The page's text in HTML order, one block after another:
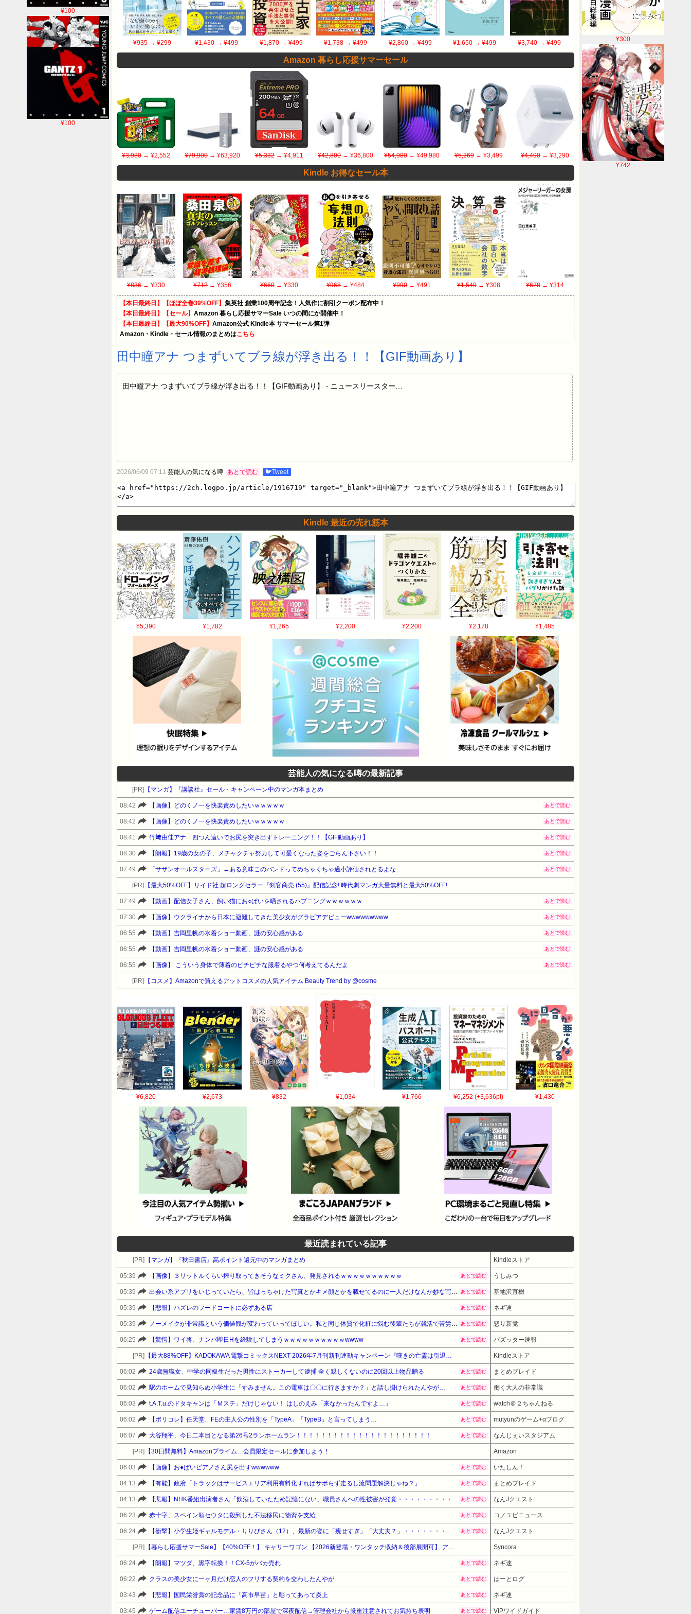
¥300
¥742
¥100
¥100
¥935→ ¥299 ¥1,430 → ¥499 ¥1,870→ ¥499 ¥1,738 → ¥499 ¥2,860→ ¥499 ¥1,650 → ¥499 ¥3,740→ ¥499
Amazon 暮らし応援サマーセール
¥3,980 → ¥2,552 ¥79,900→ ¥63,920 ¥5,332→ ¥4,911 ¥42,800→ ¥36,800 ¥54,980→ ¥49,980 ¥5,269→ ¥3,499 ¥4,490→ ¥3,290
Kindle お得なセール本
¥836 → ¥330 ¥712→ ¥356 ¥660→ ¥330 ¥968→ ¥484 ¥990→ ¥491 ¥1,540→ ¥308 ¥628→ ¥314
【本日最終日】【ほぼ全巻39%OFF】 集英社 創業100周年記念！人気作に割引クーポン配布中！
【本日最終日】【セール】 Amazon 暮らし応援サマーSale いつの間にか開催中！
【本日最終日】【最大90%OFF】 Amazon公式 Kindle本 サマーセール第1弾
Amazon・Kindle・セール情報のまとめはこちら
田中瞳アナ つまずいてブラ線が浮き出る！！【GIF動画あり】
田中瞳アナ つまずいてブラ線が浮き出る！！【GIF動画あり】 - ニュースリースター…
2026/06/09 07:11 芸能人の気になる噂 あとで読む 🐦Tweet
Kindle 最近の売れ筋本
¥5,390 ¥1,782 ¥1,265 ¥2,200 ¥2,200 ¥2,178 ¥1,485
芸能人の気になる噂の最新記事
[PR] 【マンガ】『講談社』セール・キャンペーン中のマンガ本まとめ
08:42 【画像】どのくノ一を快楽責めしたいｗｗｗｗｗ あとで読む
08:42 【画像】どのくノ一を快楽責めしたいｗｗｗｗｗ あとで読む
08:41 竹﨑由佳アナ 四つん這いでお尻を突き出すトレーニング！！【GIF動画あり】 あとで読む
08:30 【朗報】19歳の女の子、メチャクチャ努力して可愛くなった姿をごらん下さい！！ あとで読む
07:49 「サザンオールスターズ」←ある意味このバンドってめちゃくちゃ過小評価されとるよな あとで読む
[PR] 【最大50%OFF】リイド社 超ロングセラー『剣客商売 (55)』配信記念! 時代劇マンガ大量無料と最大50%OFF!
07:49 【動画】配信女子さん、飼い猫にお○ぱいを晒されるハプニングｗｗｗｗｗｗ あとで読む
07:30 【画像】ウクライナから日本に避難してきた美少女がグラビアデビューwwwwwwwww あとで読む
06:55 【動画】吉岡里帆の水着ショー動画、謎の安心感がある あとで読む
06:55 【動画】吉岡里帆の水着ショー動画、謎の安心感がある あとで読む
06:55 【画像】 こういう身体で薄着のピチピチな服着るやつ何考えてるんだよ あとで読む
[PR] 【コスメ】Amazonで買えるアットコスメの人気アイテム Beauty Trend by @cosme
¥6,820 ¥2,673 ¥832 ¥1,034 ¥1,766 ¥6,252 (+3,636pt) ¥1,430
最近読まれている記事
[PR] 【マンガ】『秋田書店』高ポイント還元中のマンガまとめ Kindleストア
05:39 【画像】３リットルくらい搾り取ってきそうなミクさん、発見されるｗｗｗｗｗｗｗｗｗｗ あとで読む うしみつ
05:39 あとで読む 基地沢直樹
05:39 【悲報】ハズレのフードコートに必ずある店 あとで読む ネギ速
05:39 あとで読む 怒り新党
06:25 【驚愕】ワイ将、ナンパ即日Hを経験してしまうｗｗｗｗｗｗｗｗｗｗwwww あとで読む バズッター速報
[PR] Kindleストア
06:02 24歳無職女、中学の同級生だった男性にストーカーして逮捕 全く親しくないのに20回以上物品贈る あとで読む まとめブレイド
06:02 駅のホームで見知らぬ小学生に「すみません。この電車は〇〇に行きますか？」と話し掛けられたんやが… あとで読む 働く大人の非常識
06:03 t.A.T.u.のドタキャンは「Ｍステ」だけじゃない！ はしのえみ「来なかったんですよ…」 あとで読む watch＠２ちゃんねる
06:02 【ポリコレ】任天堂、FEの主人公の性別を「TypeA」「TypeB」と言ってしまう… あとで読む mutyunのゲーム+αブログ
06:07 大谷翔平、今日二本目となる第26号2ランホームラン！！！！！！！！！！！！！！！！！！！！！！ あとで読む なんじぇいスタジアム
[PR] 【30日間無料】Amazonプライム…会員限定セールに参加しよう！ Amazon
06:03 【画像】お●ぱいピアノさん尻を出すwwwwww あとで読む いたしん！
04:13 【有能】政府「トラックはサービスエリア利用有料化すればサボらず走るし流問題解決じゃね？」 あとで読む まとめブレイド
04:13 【悲報】NHK番組出演者さん「飲酒していたため記憶にない」職員さんへの性被害が発覚・・・・・・・・・ あとで読む なんJクエスト
06:23 赤十字、スペイン領セウタに殺到した不法移民に物資を支給 あとで読む コノユビニュース
06:24 あとで読む なんJクエスト
[PR] Syncora
06:24 【朗報】マツダ、黒字転換！！CX-5がバカ売れ あとで読む ネギ速
06:22 クラスの美少女に一ヶ月だけ恋人のフリする契約を交わしたんやが あとで読む はーとログ
03:43 【悲報】国民栄誉賞の記念品に「高市早苗」と彫ってあって炎上 あとで読む ネギ速
03:45 ゲーム配信ユーチューバー…家賃8万円の部屋で深夜配信→管理会社から厳重注意されてお気持ち表明 あとで読む VIPワイドガイド